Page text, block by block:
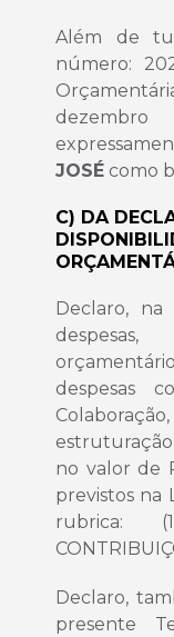
Além de
número:
JOSÉ como
C) DA
Declaro,
despesas
no valor de
previstos na
rubrica:
Declaro,
presente